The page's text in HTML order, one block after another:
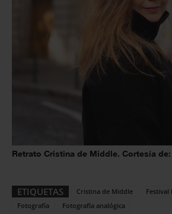
Retrato Cristina de Middle. Cortesía de:
ETIQUETAS Cristina de Middle
Festival
Fotografía
Fotografía analógica